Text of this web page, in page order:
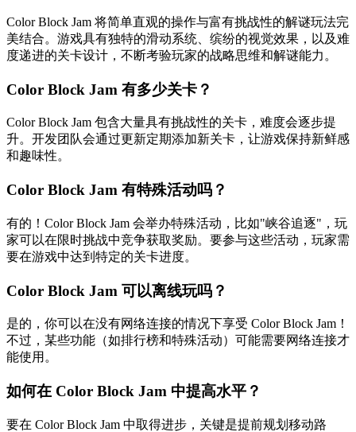
Color Block Jam 将简单直观的操作与富有挑战性的解谜玩法完
美结合。游戏具有独特的滑动系统、缤纷的视觉效果，以及难
度递进的关卡设计，不断考验玩家的战略思维和解谜能力。
Color Block Jam 有多少关卡？
Color Block Jam 包含大量具有挑战性的关卡，难度会逐步提
升。开发团队会通过更新定期添加新关卡，让游戏保持新鲜感
和趣味性。
Color Block Jam 有特殊活动吗？
有的！Color Block Jam 会举办特殊活动，比如"峡谷追逐"，玩
家可以在限时挑战中竞争获取奖励。要参与这些活动，玩家需
要在游戏中达到特定的关卡进度。
Color Block Jam 可以离线玩吗？
是的，你可以在没有网络连接的情况下享受 Color Block Jam！
不过，某些功能（如排行榜和特殊活动）可能需要网络连接才
能使用。
如何在 Color Block Jam 中提高水平？
要在 Color Block Jam 中取得进步，关键是提前规划移动路